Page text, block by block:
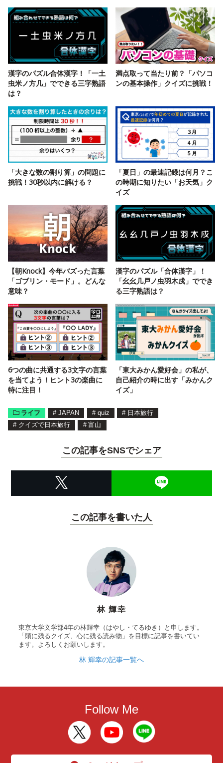
漢字のパズル合体漢字！「一土
虫米ノ方几」でできる三字熟語
は？
満点取って当たり前？「パソコ
ンの基本操作」クイズに挑戦！
「大きな数の割り算」の問題に
挑戦！30秒以内に解ける？
「夏日」の最速記録は何月？こ
の時期に知りたい「お天気」ク
イズ
【朝Knock】今年バズった言葉
「ゴブリン・モード」。どんな
意味？
漢字のパズル「合体漢字」！
「幺幺几戸ノ虫羽木戍」ででき
る三字熟語は？
6つの曲に共通する3文字の言葉
を当てよう！ヒント3の楽曲に
特に注目！
「東大みかん愛好会」の私が、
自己紹介の時に出す「みかんク
イズ」
ライフ # JAPAN # quiz # 日本旅行
# クイズで日本旅行 # 富山
この記事をSNSでシェア
この記事を書いた人
林 輝幸
東京大学文学部4年の林輝幸（はやし・てるゆき）と申します。
「頭に残るクイズ、心に残る読み物」を目標に記事を書いてい
ます。よろしくお願いします。
林 輝幸の記事一覧へ
Follow Me